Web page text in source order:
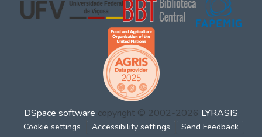
DSpace software copyright © 2002-2026 LYRASIS
Cookie settings Accessibility settings Send Feedback